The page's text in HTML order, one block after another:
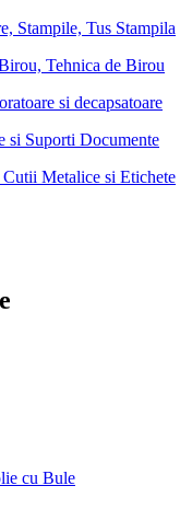
Stampile, Tus Stampila
Tehnica de Birou
si decapsatoare
si Suporti Documente
Metalice si Etichete
cu Bule